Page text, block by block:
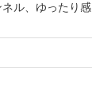
ル、ゆったり